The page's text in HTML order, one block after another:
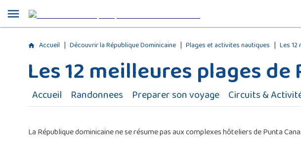
Accueil | Découvrir la République Dominicaine | Plages et activites nautiques | Les
Les 12 meilleures plages
Accueil Randonnees Preparer son voyage Circuits &
La République dominicaine ne se résume pas aux complexes hôteliers de Punta